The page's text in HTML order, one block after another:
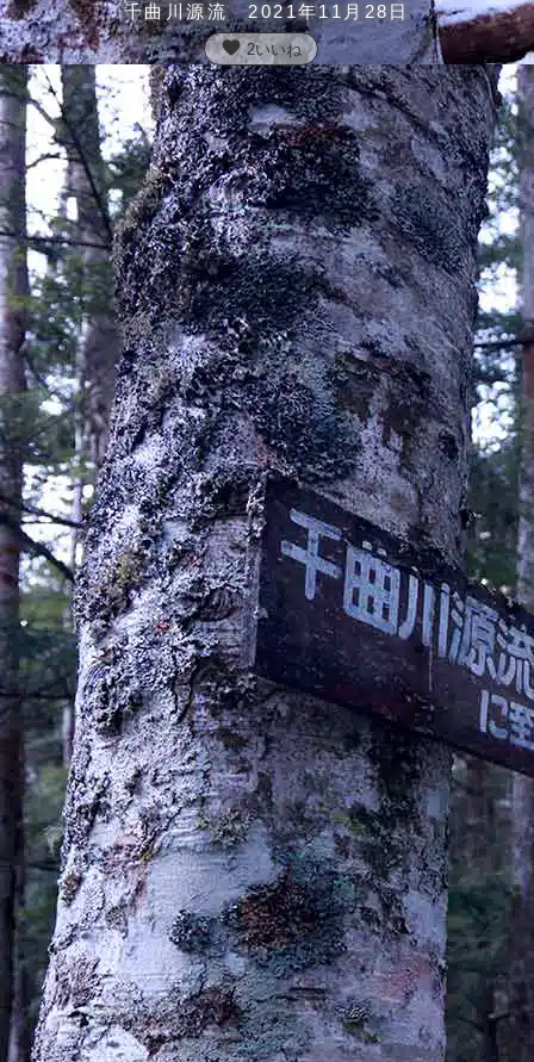
千曲川源流 2021年11月28日
favorite 2いいね